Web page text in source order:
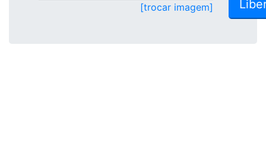
[trocar imagem]